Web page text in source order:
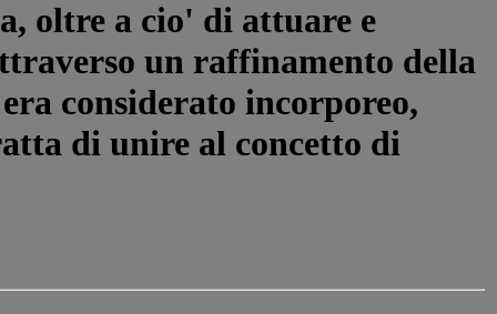
oltre a cio' di attuare e
un raffinamento della
considerato incorporeo,
di unire al concetto di